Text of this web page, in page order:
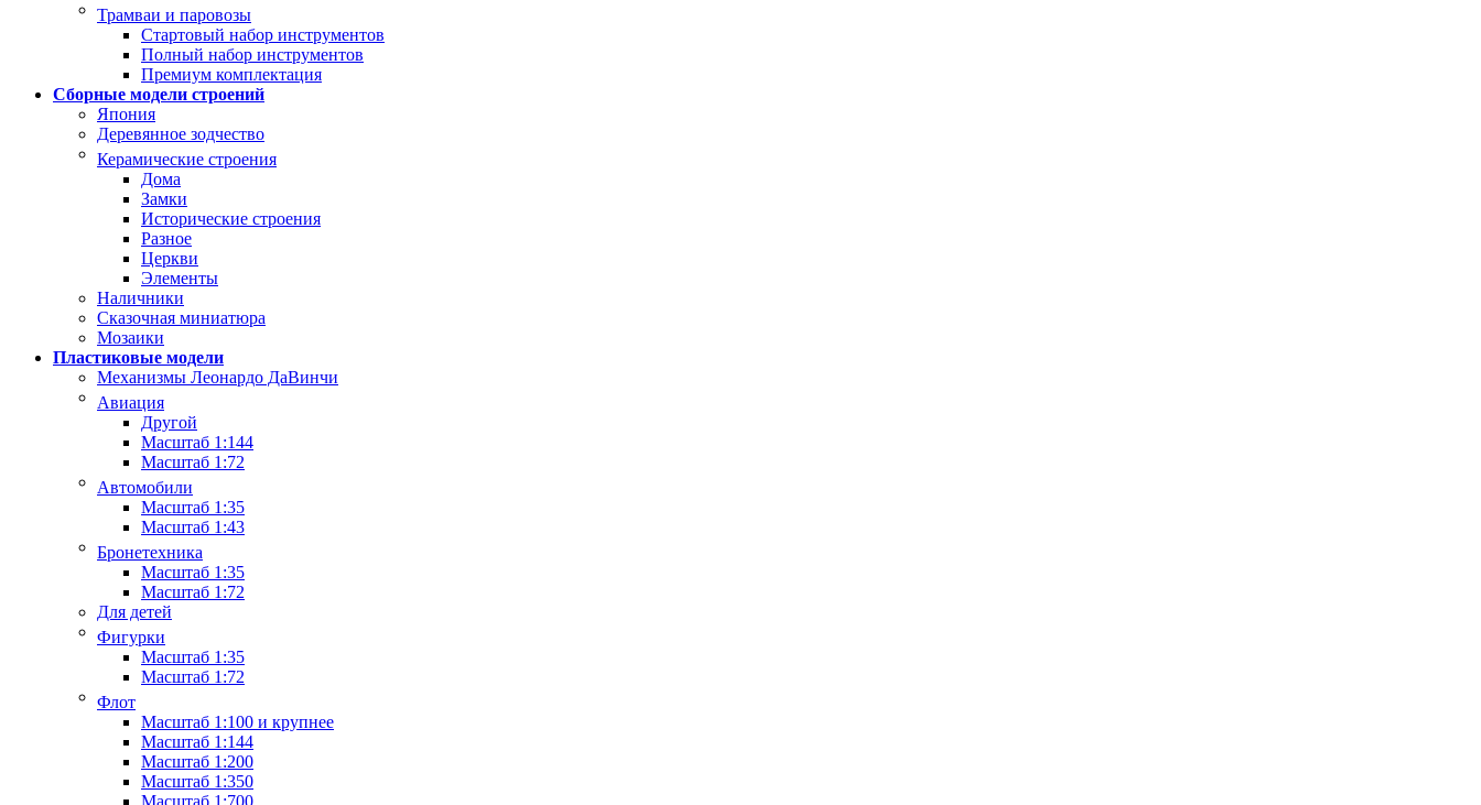
Трамваи и паровозы
Стартовый набор инструментов
Полный набор инструментов
Премиум комплектация
Сборные модели строений
Япония
Деревянное зодчество
Керамические строения
Дома
Замки
Исторические строения
Разное
Церкви
Элементы
Наличники
Сказочная миниатюра
Мозаики
Пластиковые модели
Механизмы Леонардо ДаВинчи
Авиация
Другой
Масштаб 1:144
Масштаб 1:72
Автомобили
Масштаб 1:35
Масштаб 1:43
Бронетехника
Масштаб 1:35
Масштаб 1:72
Для детей
Фигурки
Масштаб 1:35
Масштаб 1:72
Флот
Масштаб 1:100 и крупнее
Масштаб 1:144
Масштаб 1:200
Масштаб 1:350
Масштаб 1:700